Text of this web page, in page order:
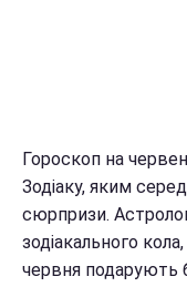
Гороскоп на
Зодіаку, яким
сюрпризи.
зодіакального
червня подарують